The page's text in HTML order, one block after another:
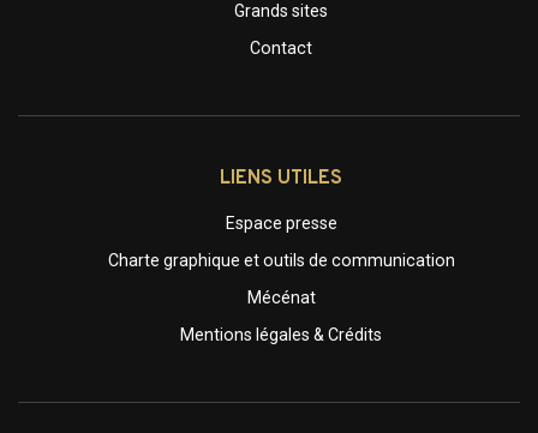
Grands sites
Contact
LIENS UTILES
Espace presse
Charte graphique et outils de communication
Mécénat
Mentions légales & Crédits